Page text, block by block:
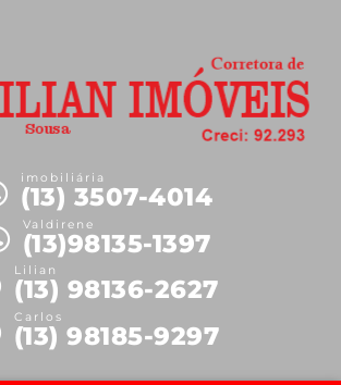
imobiliária
(13) 3507-4014
Valdirene
(13)98135-1397
Lilian
(13) 98136-2627
Carlos
(13) 98185-9297